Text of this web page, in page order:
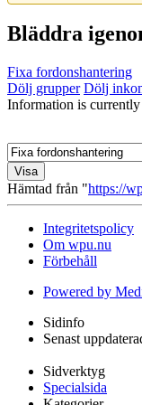
Bläddra
Fixa fordonshantering
Dölj grupper Dölj
Information is
Hämtad från "https://
Integritetspolicy
Om wpu.nu
Förbehåll
Powered by
Sidinfo
Senast
Sidverktyg
Specialsida